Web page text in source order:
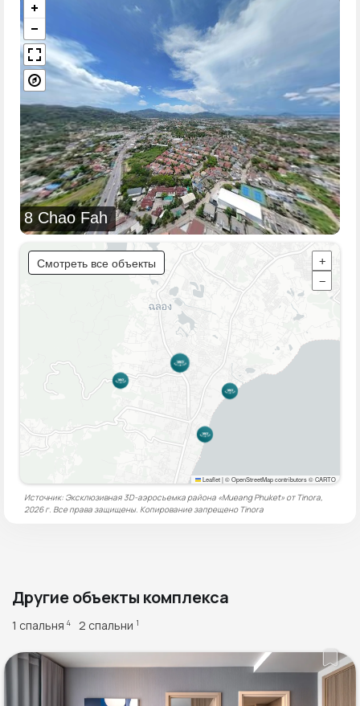
8 Chao Fah
Смотреть все объекты
+
−
Leaflet|© OpenStreetMap contributors © CARTO
Источник: Эксклюзивная 3D-аэросъемка района «Mueang Phuket» от Tinora,
2026 г. Все права защищены. Копирование запрещено Tinora
Другие объекты комплекса
1 спальня 4 2 спальни 1